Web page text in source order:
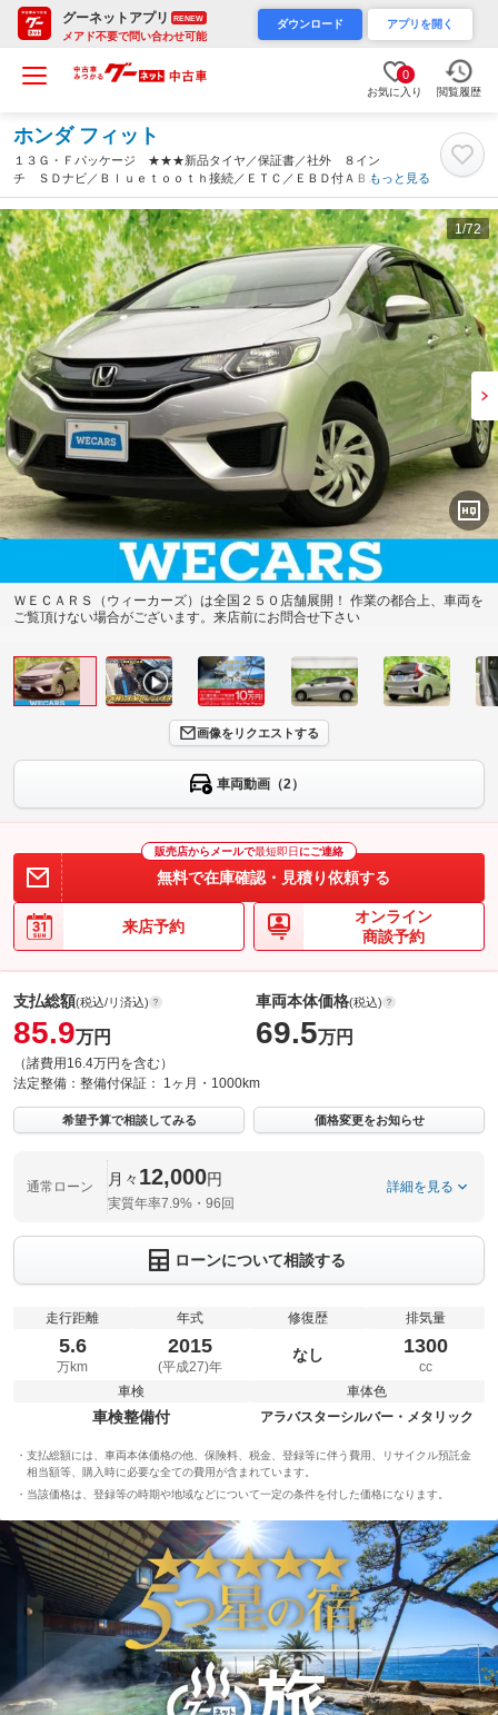
グーネットアプリ RENEW
メアド不要で問い合わせ可能
ダウンロード アプリを開く
0
お気に入り 閲覧履歴
ホンダ フィット
１３Ｇ・Ｆパッケージ ★★★新品タイヤ／保証書／社外 ８イン
チ ＳＤナビ／Ｂｌｕｅｔｏｏｔｈ接続／ＥＴＣ／ＥＢＤ付ＡＢＳ
／横滑り防止装置／アイドリングストップ／フルセグＴＶ／ＤＶＤ
／禁煙車／エアバッグ 運転席（兵庫県）
もっと見る
1/72
ＷＥＣＡＲＳ（ウィーカーズ）は全国２５０店舗展開！ 作業の都合上、車両を
ご覧頂けない場合がございます。来店前にお問合せ下さい
画像をリクエストする
車両動画（2）
販売店からメールで最短即日 にご連絡
無料で在庫確認・見積り依頼する
来店予約
オンライン
商談予約
支払総額(税込/リ済込)
85.9万円
（諸費用16.4万円を含む）
車両本体価格(税込)
69.5万円
法定整備： 整備付保証： 1ヶ月・1000km
希望予算で相談してみる 価格変更をお知らせ
通常ローン 月々 12,000円
実質年率7.9%・96回
詳細を見る
ローンについて相談する
走行距離
5.6
万km
年式
2015
(平成27)年
修復歴
なし
排気量
1300
cc
車検
車検整備付
車体色
アラバスターシルバー・メタリック
支払総額には、車両本体価格の他、保険料、税金、登録等に伴う費用、リサイクル預託金
相当額等、購入時に必要な全ての費用が含まれています。
当該価格は、登録等の時期や地域などについて一定の条件を付した価格になります。